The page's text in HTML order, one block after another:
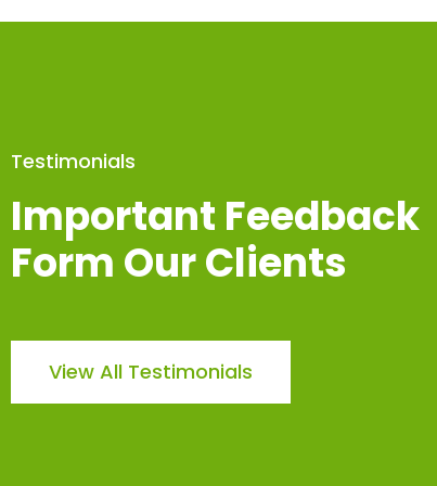
Testimonials
Important Feedback
Form Our Clients
View All Testimonials
imperdiet facilisis. Curabitur viverra
potenti. Praesent vel sem
interdum.